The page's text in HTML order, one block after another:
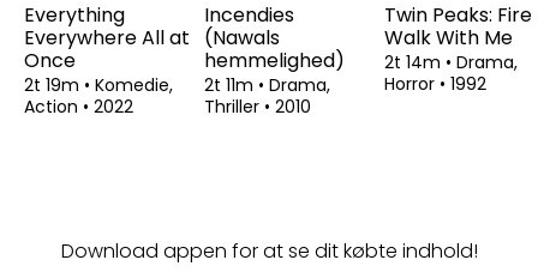
Everything
Everywhere All at
Once
2t 19m • Komedie,
Action • 2022
Incendies
(Nawals
hemmelighed)
2t 11m • Drama,
Thriller • 2010
Twin Peaks: Fire
Walk With Me
2t 14m • Drama,
Horror • 1992
Download appen for at se dit købte indhold!